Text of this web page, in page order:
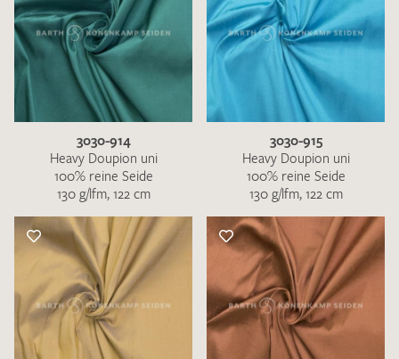
3030-914
Heavy Doupion uni
100% reine Seide
130 g/lfm, 122 cm
3030-915
Heavy Doupion uni
100% reine Seide
130 g/lfm, 122 cm